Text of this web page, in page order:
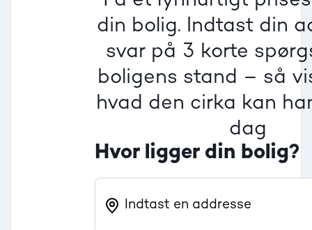
din bolig. Indtast din
svar på 3 korte
boligens stand – så
hvad den cirka kan
dag
Hvor ligger din bolig?
Dårlig
Dårlig
Dårlig
Villa
Beregner pris